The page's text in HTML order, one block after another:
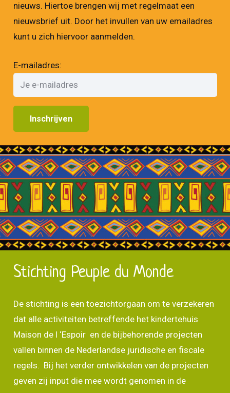
nieuws. Hiertoe brengen wij met regelmaat een
nieuwsbrief uit. Door het invullen van uw emailadres
kunt u zich hiervoor aanmelden.
E-mailadres:
Stichting Peuple du Monde
De stichting is een toezichtorgaan om te verzekeren
dat alle activiteiten betreffende het kindertehuis
Maison de l ‘Espoir en de bijbehorende projecten
vallen binnen de Nederlandse juridische en fiscale
regels. Bij het verder ontwikkelen van de projecten
geven zij input die mee wordt genomen in de